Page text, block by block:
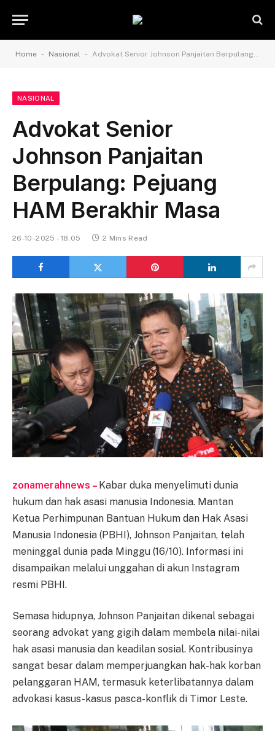
Home - Nasional - Advokat Senior Johnson Panjaitan Berpulang: Pejuang HAM Berakhir Masa
NASIONAL
Advokat Senior
Johnson Panjaitan
Berpulang: Pejuang
HAM Berakhir Masa
26-10-2025 - 18.05 2 Mins Read
zonamerahnews – Kabar duka menyelimuti dunia
hukum dan hak asasi manusia Indonesia. Mantan
Ketua Perhimpunan Bantuan Hukum dan Hak Asasi
Manusia Indonesia (PBHI), Johnson Panjaitan, telah
meninggal dunia pada Minggu (16/10). Informasi ini
disampaikan melalui unggahan di akun Instagram
resmi PBHI.
Semasa hidupnya, Johnson Panjaitan dikenal sebagai
seorang advokat yang gigih dalam membela nilai-nilai
hak asasi manusia dan keadilan sosial. Kontribusinya
sangat besar dalam memperjuangkan hak-hak korban
pelanggaran HAM, termasuk keterlibatannya dalam
advokasi kasus-kasus pasca-konflik di Timor Leste.